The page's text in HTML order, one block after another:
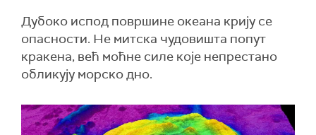
Дубоко испод површине океана крију се
опасности. Не митска чудовишта попут
кракена, већ моћне силе које непрестано
обликују морско дно.